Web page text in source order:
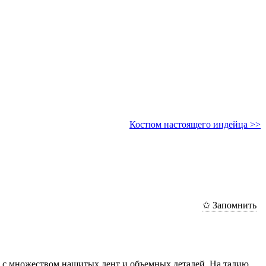
Костюм настоящего индейца >>
✩ Запомнить
с множеством нашитых лент и объемных деталей. На талию